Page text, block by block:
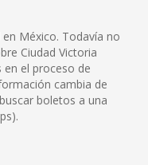
México. Todavía no
Ciudad Victoria
el proceso de
cambia de
boletos a una